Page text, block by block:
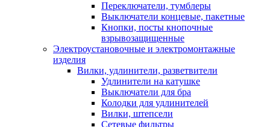
Переключатели, тумблеры
Выключатели концевые, пакетные
Кнопки, посты кнопочные
взрывозащищенные
Электроустановочные и электромонтажные
изделия
Вилки, удлинители, разветвители
Удлинители на катушке
Выключатели для бра
Колодки для удлинителей
Вилки, штепсели
Сетевые фильтры